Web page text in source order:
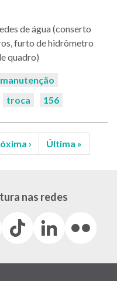
de água (conserto
furto de hidrômetro
quadro)
manutenção
troca 156
›
Última
página
Última »
nas redes
Tiktok
(link
em
LinkedIn
(link
em
(link
em